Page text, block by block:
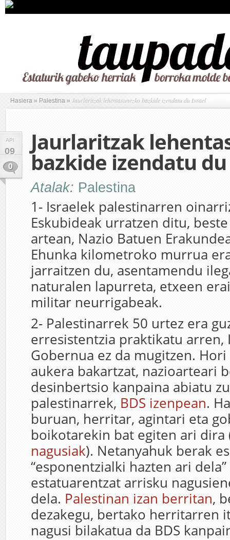
Hasiera » Palestina » Jaurlaritzak lehentasunezko bazkide izendatu du Israel
API
09
0
Jaurlaritzak
bazkide izendatu
Atalak: Palestina
1- Israelek palestinarren
Eskubideak urratzen ditu,
artean, Nazio Batuen
Ehunka kilometroko murrua
jarraitzen du, asentamendu
naturalen lapurreta, etxeen
militar neurrigabeak.
2- Palestinarrek 50 urtez era
erresistentzia praktikatu arren,
Gobernua ez da mugitzen.
aukera bakartzat, nazioarteari
desinbertsio kanpaina abiatu
palestinarrek, BDS izenpean.
buruan, herritar, agintari eta
boikotarekin bat egiten ari dira
nagusiak). Netanyahuk berak
“esponentzialki hazten ari dela”
estatuarentzat arrisku
dela. Palestinan izan berritan,
dezakegu, bertako herritarren
nagusi bilakatua da BDS